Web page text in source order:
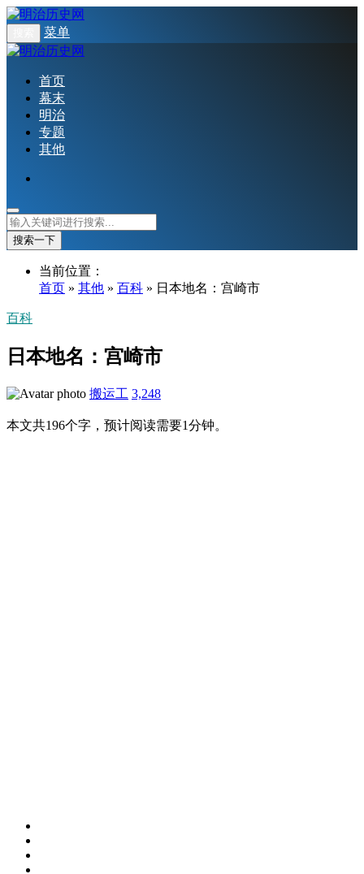
菜单
首页
幕末
明治
专题
其他
搜索一下
当前位置：
首页 » 其他 » 百科 » 日本地名：宫崎市
百科
日本地名：宫崎市
搬运工 3,248
本文共196个字，预计阅读需要1分钟。